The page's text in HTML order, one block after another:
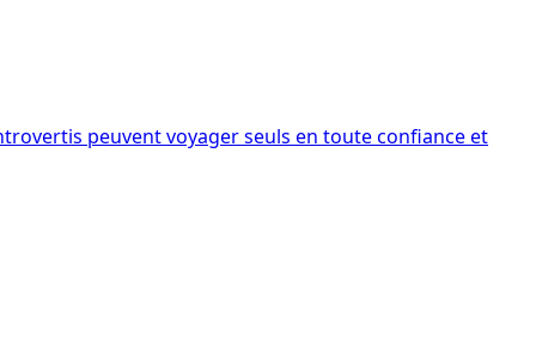
peuvent voyager seuls en toute confiance et